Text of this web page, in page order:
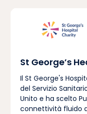
St George’s
Il St George's
del Servizio
Unito e ha scelto
connettività fluido